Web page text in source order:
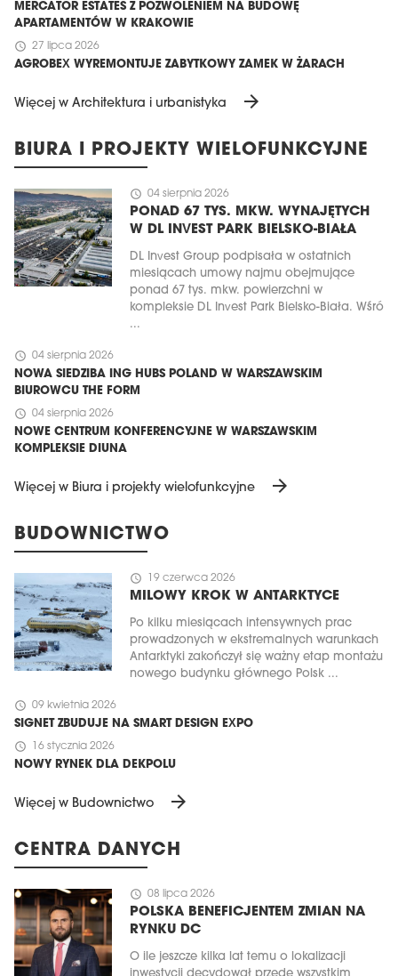
MERCATOR ESTATES Z POZWOLENIEM NA BUDOWĘ
APARTAMENTÓW W KRAKOWIE
schedule 27 lipca 2026
AGROBEX WYREMONTUJE ZABYTKOWY ZAMEK W ŻARACH
Więcej w Architektura i urbanistyka arrow_forward
BIURA I PROJEKTY WIELOFUNKCYJNE
schedule 04 sierpnia 2026
PONAD 67 TYS. MKW. WYNAJĘTYCH
W DL INVEST PARK BIELSKO-BIAŁA
DL Invest Group podpisała w ostatnich
miesiącach umowy najmu obejmujące
ponad 67 tys. mkw. powierzchni w
kompleksie DL Invest Park Bielsko-Biała. Wśró
...
schedule 04 sierpnia 2026
NOWA SIEDZIBA ING HUBS POLAND W WARSZAWSKIM
BIUROWCU THE FORM
schedule 04 sierpnia 2026
NOWE CENTRUM KONFERENCYJNE W WARSZAWSKIM
KOMPLEKSIE DIUNA
Więcej w Biura i projekty wielofunkcyjne arrow_forward
BUDOWNICTWO
schedule 19 czerwca 2026
MILOWY KROK W ANTARKTYCE
Po kilku miesiącach intensywnych prac
prowadzonych w ekstremalnych warunkach
Antarktyki zakończył się ważny etap montażu
nowego budynku głównego Polsk ...
schedule 09 kwietnia 2026
SIGNET ZBUDUJE NA SMART DESIGN EXPO
schedule 16 stycznia 2026
NOWY RYNEK DLA DEKPOLU
Więcej w Budownictwo arrow_forward
CENTRA DANYCH
schedule 08 lipca 2026
POLSKA BENEFICJENTEM ZMIAN NA
RYNKU DC
O ile jeszcze kilka lat temu o lokalizacji